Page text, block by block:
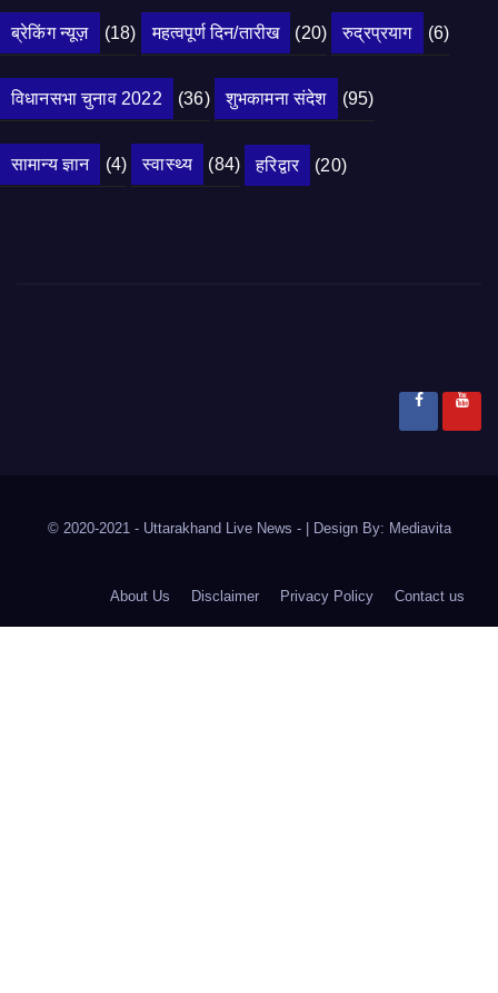
ब्रेकिंग न्यूज़ (18) महत्वपूर्ण दिन/तारीख (20) रुद्रप्रयाग (6)
विधानसभा चुनाव 2022 (36) शुभकामना संदेश (95)
सामान्य ज्ञान (4) स्वास्थ्य (84) हरिद्वार (20)
© 2020-2021 - Uttarakhand Live News - Design By: Mediavita
About Us Disclaimer Privacy Policy Contact us